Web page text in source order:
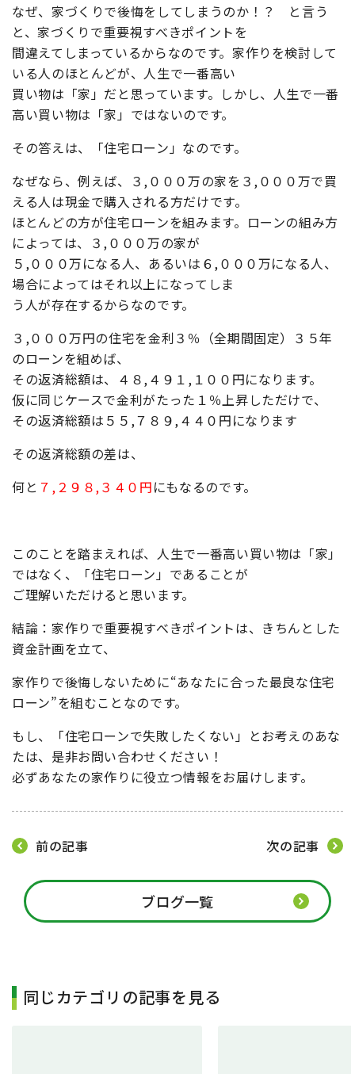
なぜ、家づくりで後悔をしてしまうのか！？ と言う
と、家づくりで重要視すべきポイントを
間違えてしまっているからなのです。家作りを検討して
いる人のほとんどが、人生で一番高い
買い物は「家」だと思っています。しかし、人生で一番
高い買い物は「家」ではないのです。
その答えは、
「住宅ローン」 なのです。
なぜなら、例えば、３,０００万の家を３,０００万で買
える人は現金で購入される方だけです。
ほとんどの方が住宅ローンを組みます。ローンの組み方
によっては、３,０００万の家が
５,０００万になる人、あるいは６,０００万になる人、
場合によってはそれ以上になってしま
う人が存在するからなのです。
３,０００万円の住宅を金利３％（全期間固定）３５年
のローンを組めば、
その返済総額は、４８,４９１,１００円になります。
仮に同じケースで金利がたった１％上昇しただけで、
その返済総額は５５,７８９,４４０円になります
その返済総額の差は、
何と ７,２９８,３４０円にもなるのです。
このことを踏まえれば、人生で一番高い買い物は「家」
ではなく、「住宅ローン」であることが
ご理解いただけると思います。
結論：家作りで重要視すべきポイントは、きちんとした
資金計画を立て、
家作りで後悔しないために“あなたに合った最良な住宅
ローン”を組むことなのです。
もし、
「住宅ローンで失敗したくない」 とお考えのあな
たは、是非お問い合わせください！
必ずあなたの家作りに役立つ情報をお届けします。
前の記事 次の記事
ブログ一覧
同じカテゴリの記事を見る